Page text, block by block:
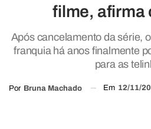
filme, afirma
Após cancelamento da série,
franquia há anos finalmente
para as
Por Bruna Machado Em 12/11/